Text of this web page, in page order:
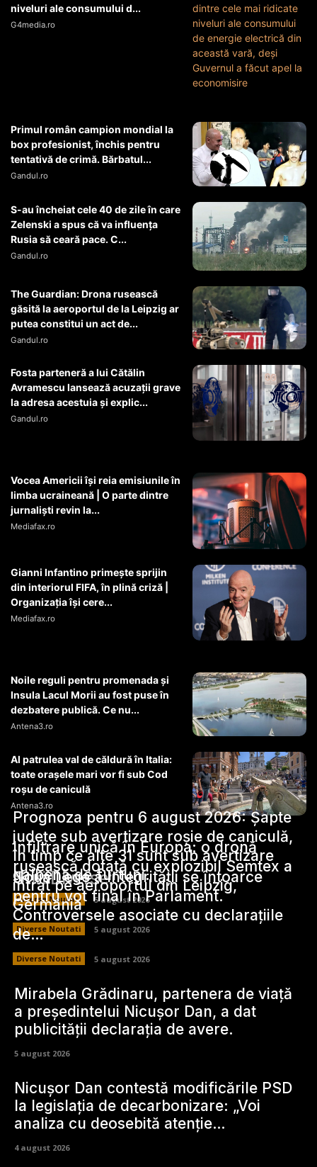
niveluri ale consumului d...
G4media.ro
Primul român campion mondial la
box profesionist, închis pentru
tentativă de crimă. Bărbatul...
Gandul.ro
S-au încheiat cele 40 de zile în care
Zelenski a spus că va influența
Rusia să ceară pace. C...
Gandul.ro
The Guardian: Drona rusească
găsită la aeroportul de la Leipzig ar
putea constitui un act de...
Gandul.ro
Fosta parteneră a lui Cătălin
Avramescu lansează acuzații grave
la adresa acestuia și explic...
Gandul.ro
Vocea Americii își reia emisiunile în
limba ucraineană | O parte dintre
jurnaliști revin la...
Mediafax.ro
Gianni Infantino primește sprijin
din interiorul FIFA, în plină criză |
Organizația își cere...
Mediafax.ro
Noile reguli pentru promenada și
Insula Lacul Morii au fost puse în
dezbatere publică. Ce nu...
Antena3.ro
Al patrulea val de căldură în Italia:
toate orașele mari vor fi sub Cod
roșu de caniculă
Antena3.ro
Stiri Diverse:
Prognoza pentru 6 august 2026: Șapte
județe sub avertizare roșie de caniculă,
în timp ce alte 31 sunt sub avertizare
galbenă de furtuni.
Diverse Noutati 5 august 2026
Infiltrare unică în Europa: o dronă
rusească dotată cu explozibil Semtex a
intrat pe aeroportul din Leipzig,
Germania
Diverse Noutati 5 august 2026
Noua Lege a Integrității se întoarce
pentru vot final în Parlament.
Controversele asociate cu declarațiile
de…
Diverse Noutati 5 august 2026
Mirabela Grădinaru, partenera de viață
a președintelui Nicușor Dan, a dat
publicității declarația de avere.
5 august 2026
Nicușor Dan contestă modificările PSD
la legislația de decarbonizare: „Voi
analiza cu deosebită atenție…
4 august 2026